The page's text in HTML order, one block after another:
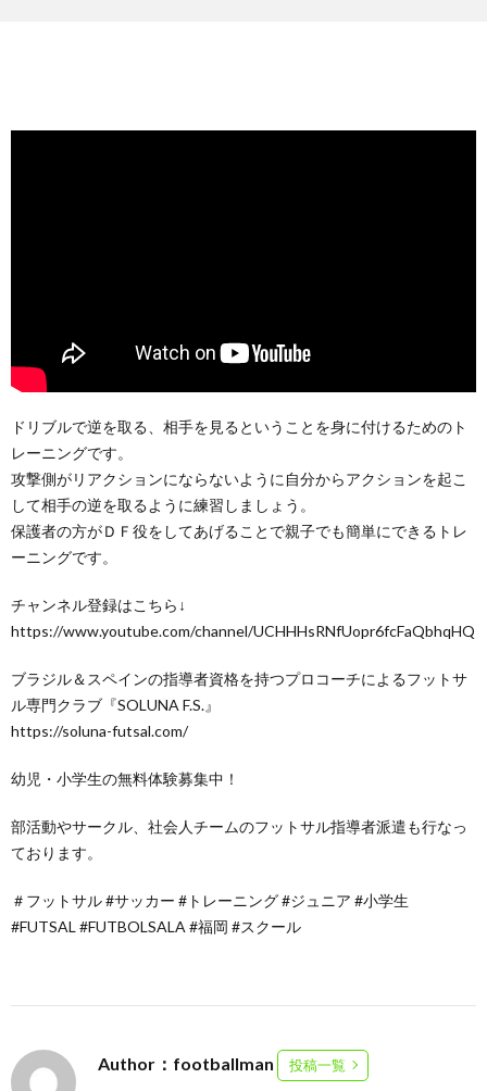
ドリブルで逆を取る、相手を見るということを身に付けるためのト
レーニングです。
攻撃側がリアクションにならないように自分からアクションを起こ
して相手の逆を取るように練習しましょう。
保護者の方がＤＦ役をしてあげることで親子でも簡単にできるトレ
ーニングです。
チャンネル登録はこちら↓
https://www.youtube.com/channel/UCHHHsRNfUopr6fcFaQbhqHQ
ブラジル＆スペインの指導者資格を持つプロコーチによるフットサ
ル専門クラブ『SOLUNA F.S.』
https://soluna-futsal.com/
幼児・小学生の無料体験募集中！
部活動やサークル、社会人チームのフットサル指導者派遣も行なっ
ております。
＃フットサル #サッカー #トレーニング #ジュニア #小学生
#FUTSAL #FUTBOLSALA #福岡 #スクール
Author：footballman 投稿一覧